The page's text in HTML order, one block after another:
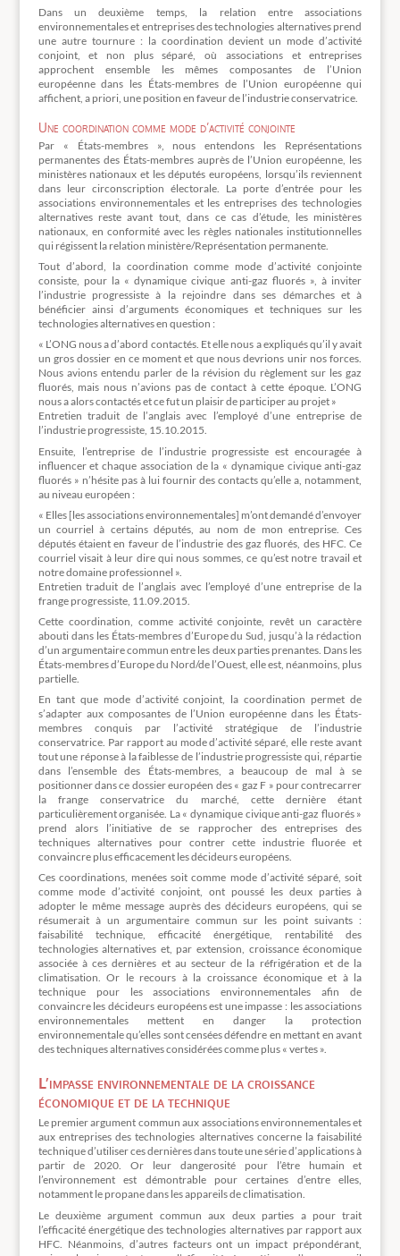
Dans un deuxième temps, la relation entre associations
environnementales et entreprises des technologies alternatives prend
une autre tournure : la coordination devient un mode d’activité
conjoint, et non plus séparé, où associations et entreprises
approchent ensemble les mêmes composantes de l’Union
européenne dans les États-membres de l’Union européenne qui
affichent, a priori, une position en faveur de l’industrie conservatrice.
Une coordination comme mode d’activité conjointe
Par « États-membres », nous entendons les Représentations
permanentes des États-membres auprès de l’Union européenne, les
ministères nationaux et les députés européens, lorsqu’ils reviennent
dans leur circonscription électorale. La porte d’entrée pour les
associations environnementales et les entreprises des technologies
alternatives reste avant tout, dans ce cas d’étude, les ministères
nationaux, en conformité avec les règles nationales institutionnelles
qui régissent la relation ministère/Représentation permanente.
Tout d’abord, la coordination comme mode d’activité conjointe
consiste, pour la « dynamique civique anti-gaz fluorés », à inviter
l’industrie progressiste à la rejoindre dans ses démarches et à
bénéficier ainsi d’arguments économiques et techniques sur les
technologies alternatives en question :
« L’ONG nous a d’abord contactés. Et elle nous a expliqués qu’il y avait
un gros dossier en ce moment et que nous devrions unir nos forces.
Nous avions entendu parler de la révision du règlement sur les gaz
fluorés, mais nous n’avions pas de contact à cette époque. L’ONG
nous a alors contactés et ce fut un plaisir de participer au projet »
Entretien traduit de l’anglais avec l’employé d’une entreprise de
l’industrie progressiste, 15.10.2015.
Ensuite, l’entreprise de l’industrie progressiste est encouragée à
influencer et chaque association de la « dynamique civique anti-gaz
fluorés » n’hésite pas à lui fournir des contacts qu’elle a, notamment,
au niveau européen :
« Elles [les associations environnementales] m’ont demandé d’envoyer
un courriel à certains députés, au nom de mon entreprise. Ces
députés étaient en faveur de l’industrie des gaz fluorés, des HFC. Ce
courriel visait à leur dire qui nous sommes, ce qu’est notre travail et
notre domaine professionnel ».
Entretien traduit de l’anglais avec l’employé d’une entreprise de la
frange progressiste, 11.09.2015.
Cette coordination, comme activité conjointe, revêt un caractère
abouti dans les États-membres d’Europe du Sud, jusqu’à la rédaction
d’un argumentaire commun entre les deux parties prenantes. Dans les
États-membres d’Europe du Nord/de l’Ouest, elle est, néanmoins, plus
partielle.
En tant que mode d’activité conjoint, la coordination permet de
s’adapter aux composantes de l’Union européenne dans les États-
membres conquis par l’activité stratégique de l’industrie
conservatrice. Par rapport au mode d’activité séparé, elle reste avant
tout une réponse à la faiblesse de l’industrie progressiste qui, répartie
dans l’ensemble des États-membres, a beaucoup de mal à se
positionner dans ce dossier européen des « gaz F » pour contrecarrer
la frange conservatrice du marché, cette dernière étant
particulièrement organisée. La « dynamique civique anti-gaz fluorés »
prend alors l’initiative de se rapprocher des entreprises des
techniques alternatives pour contrer cette industrie fluorée et
convaincre plus efficacement les décideurs européens.
Ces coordinations, menées soit comme mode d’activité séparé, soit
comme mode d’activité conjoint, ont poussé les deux parties à
adopter le même message auprès des décideurs européens, qui se
résumerait à un argumentaire commun sur les point suivants :
faisabilité technique, efficacité énergétique, rentabilité des
technologies alternatives et, par extension, croissance économique
associée à ces dernières et au secteur de la réfrigération et de la
climatisation. Or le recours à la croissance économique et à la
technique pour les associations environnementales afin de
convaincre les décideurs européens est une impasse : les associations
environnementales mettent en danger la protection
environnementale qu’elles sont censées défendre en mettant en avant
des techniques alternatives considérées comme plus « vertes ».
L’impasse environnementale de la croissance
économique et de la technique
Le premier argument commun aux associations environnementales et
aux entreprises des technologies alternatives concerne la faisabilité
technique d’utiliser ces dernières dans toute une série d’applications à
partir de 2020. Or leur dangerosité pour l’être humain et
l’environnement est démontrable pour certaines d’entre elles,
notamment le propane dans les appareils de climatisation.
Le deuxième argument commun aux deux parties a pour trait
l’efficacité énergétique des technologies alternatives par rapport aux
HFC. Néanmoins, d’autres facteurs ont un impact prépondérant,